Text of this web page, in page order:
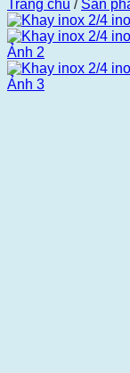
Trang chủ / Sản